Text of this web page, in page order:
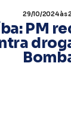
29/10/2024às
PM